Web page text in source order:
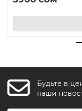
Будьте в
наши
F FishkaAI
Обычно